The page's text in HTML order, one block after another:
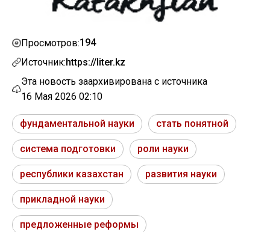
Просмотров:194
Источник:https://liter.kz
Эта новость заархивирована с источника
16 Мая 2026 02:10
фундаментальной науки стать понятной
система подготовки роли науки
республики казахстан развития науки
прикладной науки
предложенные реформы